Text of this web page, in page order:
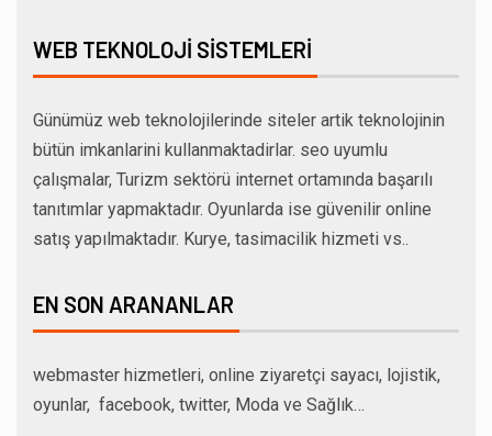
WEB TEKNOLOJI SISTEMLERI
Günümüz web teknolojilerinde siteler artik teknolojinin
bütün imkanlarini kullanmaktadirlar. seo uyumlu
çalışmalar, Turizm sektörü internet ortamında başarılı
tanıtımlar yapmaktadır. Oyunlarda ise güvenilir online
satış yapılmaktadır. Kurye, tasimacilik hizmeti vs..
EN SON ARANANLAR
webmaster hizmetleri, online ziyaretçi sayacı, lojistik,
oyunlar, facebook, twitter, Moda ve Sağlık…